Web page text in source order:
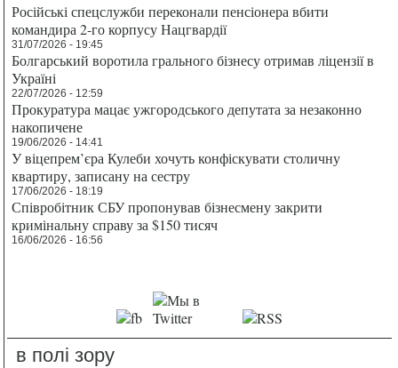
Російські спецслужби переконали пенсіонера вбити
командира 2-го корпусу Нацгвардії
31/07/2026 - 19:45
Болгарський воротила грального бізнесу отримав ліцензії в
Україні
22/07/2026 - 12:59
Прокуратура мацає ужгородського депутата за незаконно
накопичене
19/06/2026 - 14:41
У віцепрем’єра Кулеби хочуть конфіскувати столичну
квартиру, записану на сестру
17/06/2026 - 18:19
Співробітник СБУ пропонував бізнесмену закрити
кримінальну справу за $150 тисяч
16/06/2026 - 16:56
в полі зору